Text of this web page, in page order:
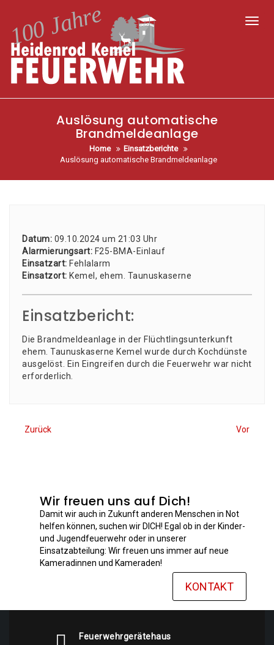
Auslösung automatische
Brandmeldeanlage
Home
Einsatzberichte
Auslösung automatische Brandmeldeanlage
Datum: 09.10.2024 um 21:03 Uhr
Alar­mie­rungs­art: F25-BMA-Ein­lauf
Ein­satz­art: Fehl­alarm
Ein­satz­ort: Kemel, ehem. Taunuskaserne
Einsatzbericht:
Die Brand­mel­de­an­la­ge in der Flücht­lings­un­ter­kunft
ehem. Tau­nus­ka­ser­ne Kemel wur­de durch Koch­düns­te
aus­ge­löst. Ein Ein­grei­fen durch die Feu­er­wehr war nicht
erforderlich.
Zurück Vor
Wir freuen uns auf Dich!
Damit wir auch in Zukunft anderen Menschen in Not
helfen können, suchen wir DICH! Egal ob in der Kinder-
und Jugendfeuerwehr oder in unserer
Einsatzabteilung: Wir freuen uns immer auf neue
Kameradinnen und Kameraden!
KONTAKT
Feuerwehrgerätehaus